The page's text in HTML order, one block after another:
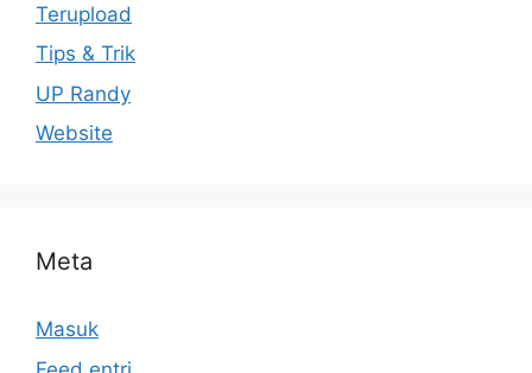
Terupload
Tips & Trik
UP Randy
Website
Meta
Masuk